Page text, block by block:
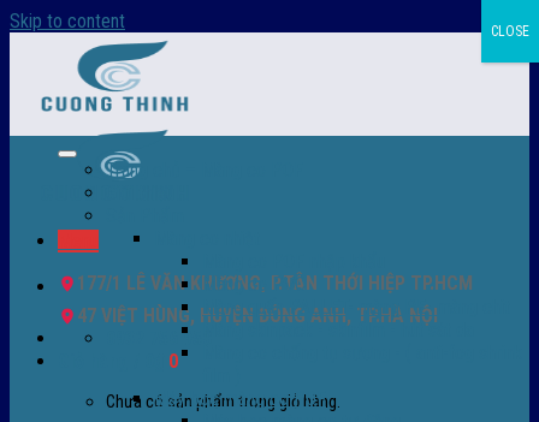
Skip to content
177/1 LÊ VĂN KHƯƠNG, P.TÂN THỚI HIỆP TP.HCM
47 VIỆT HÙNG, HUYỆN ĐÔNG ANH, TP.HÀ NỘI
0932 756 950
0
Chưa có sản phẩm trong giỏ hàng.
Trang chủ – Màng co POF
Màng co PVC
Màng quấn PALLET- màng PE- màng chit
Màng skinpack - skinfilm - hút sát da
Máy bọc màng co POF
CLOSE